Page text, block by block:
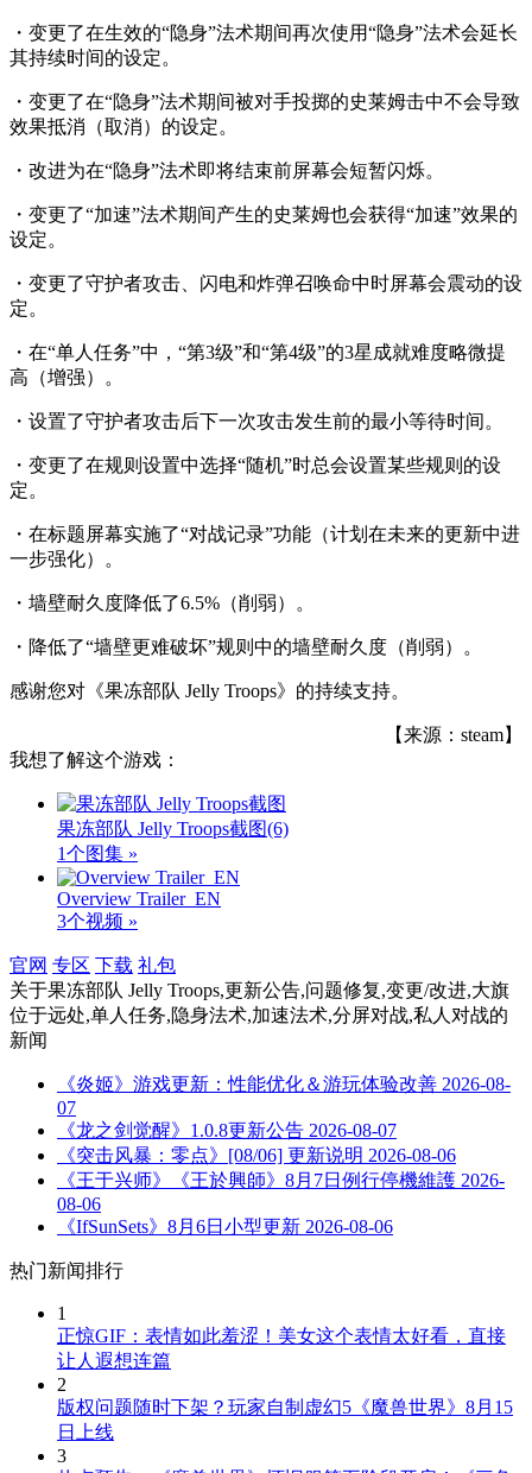
・变更了在生效的“隐身”法术期间再次使用“隐身”法术会延长
其持续时间的设定。
・变更了在“隐身”法术期间被对手投掷的史莱姆击中不会导致
效果抵消（取消）的设定。
・改进为在“隐身”法术即将结束前屏幕会短暂闪烁。
・变更了“加速”法术期间产生的史莱姆也会获得“加速”效果的
设定。
・变更了守护者攻击、闪电和炸弹召唤命中时屏幕会震动的设
定。
・在“单人任务”中，“第3级”和“第4级”的3星成就难度略微提
高（增强）。
・设置了守护者攻击后下一次攻击发生前的最小等待时间。
・变更了在规则设置中选择“随机”时总会设置某些规则的设
定。
・在标题屏幕实施了“对战记录”功能（计划在未来的更新中进
一步强化）。
・墙壁耐久度降低了6.5%（削弱）。
・降低了“墙壁更难破坏”规则中的墙壁耐久度（削弱）。
感谢您对《果冻部队 Jelly Troops》的持续支持。
【来源：steam】
我想了解这个游戏：
果冻部队 Jelly Troops截图(6)
1个图集 »
Overview Trailer_EN
3个视频 »
官网 专区 下载 礼包
关于果冻部队 Jelly Troops,更新公告,问题修复,变更/改进,大旗
位于远处,单人任务,隐身法术,加速法术,分屏对战,私人对战的
新闻
《炎姬》游戏更新：性能优化＆游玩体验改善 2026-08-
07
《龙之剑觉醒》1.0.8更新公告 2026-08-07
《突击风暴：零点》[08/06] 更新说明 2026-08-06
《王于兴师》《王於興師》8月7日例行停機維護 2026-
08-06
《IfSunSets》8月6日小型更新 2026-08-06
热门新闻排行
1
正惊GIF：表情如此羞涩！美女这个表情太好看，直接
让人遐想连篇
2
版权问题随时下架？玩家自制虚幻5《魔兽世界》8月15
日上线
3